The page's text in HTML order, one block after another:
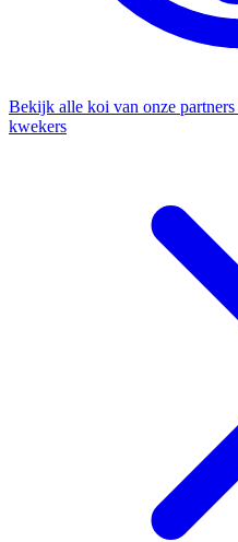
Bekijk alle koi van onze partners
kwekers